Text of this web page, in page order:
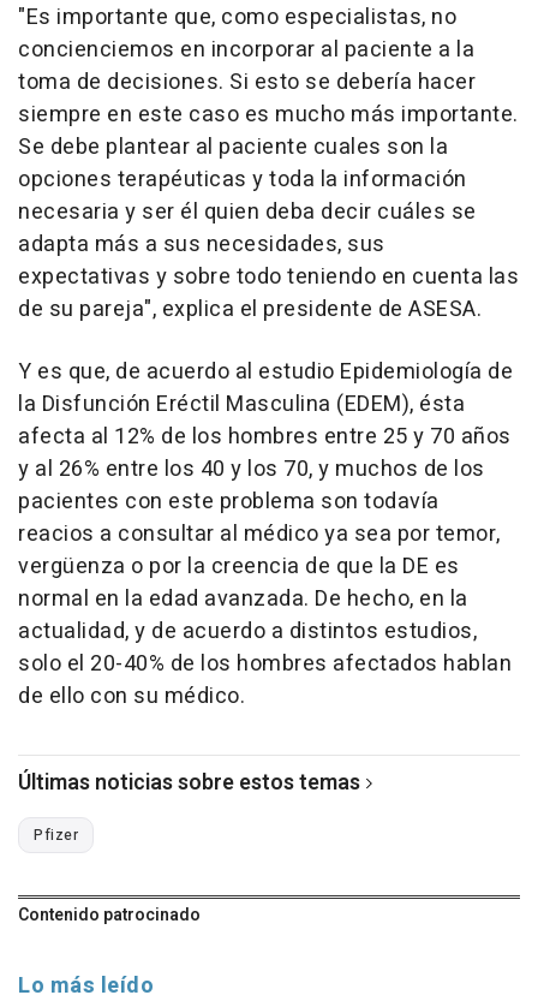
"Es importante que, como especialistas, no
concienciemos en incorporar al paciente a la
toma de decisiones. Si esto se debería hacer
siempre en este caso es mucho más importante.
Se debe plantear al paciente cuales son la
opciones terapéuticas y toda la información
necesaria y ser él quien deba decir cuáles se
adapta más a sus necesidades, sus
expectativas y sobre todo teniendo en cuenta las
de su pareja", explica el presidente de ASESA.
Y es que, de acuerdo al estudio Epidemiología de
la Disfunción Eréctil Masculina (EDEM), ésta
afecta al 12% de los hombres entre 25 y 70 años
y al 26% entre los 40 y los 70, y muchos de los
pacientes con este problema son todavía
reacios a consultar al médico ya sea por temor,
vergüenza o por la creencia de que la DE es
normal en la edad avanzada. De hecho, en la
actualidad, y de acuerdo a distintos estudios,
solo el 20-40% de los hombres afectados hablan
de ello con su médico.
Últimas noticias sobre estos temas
Pfizer
Contenido patrocinado
Lo más leído